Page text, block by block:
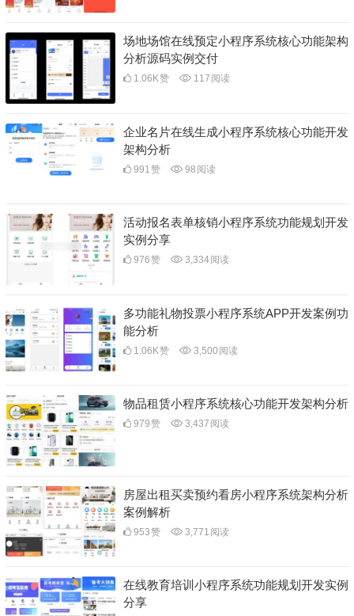
场地场馆在线预定小程序系统核心功能架构
分析源码实例交付
1.06K赞 117 阅读
企业名片在线生成小程序系统核心功能开发
架构分析
991赞 98 阅读
活动报名表单核销小程序系统功能规划开发
实例分享
976赞 3,334阅读
多功能礼物投票小程序系统APP开发案例功
能分析
1.06K赞 3,500 阅读
物品租赁小程序系统核心功能开发架构分析
979赞 3,437 阅读
房屋出租买卖预约看房小程序系统架构分析
案例解析
953赞 3,771 阅读
在线教育培训小程序系统功能规划开发实例
分享